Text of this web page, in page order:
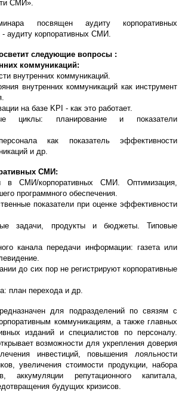
СМИ».
посвящен аудиту корпоративных
аудиту корпоративных СМИ.
следующие вопросы :
коммуникаций:
внутренних коммуникаций.
внутренних коммуникаций как инструмент
на базе KPI - как это работает.
циклы: планирование и показатели
как показатель эффективности
и др.
СМИ:
в СМИ/корпоративных СМИ. Оптимизация,
программного обеспечения.
показатели при оценке эффективности
задачи, продукты и бюджеты. Типовые
канала передачи информации: газета или
до сих пор не регистрируют корпоративные
план перехода и др.
для подразделений по связям с
коммуникациям, а также главных
изданий и специалистов по персоналу.
возможности для укрепления доверия
инвестиций, повышения лояльности
увеличения стоимости продукции, набора
аккумуляции репутационного капитала,
будущих кризисов.